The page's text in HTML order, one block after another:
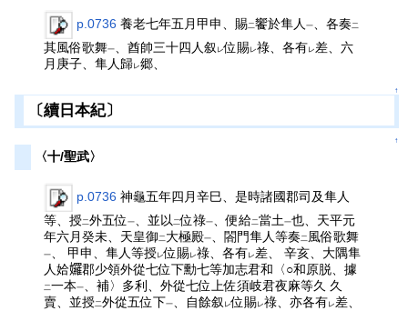
p.0736 養老七年五月甲申、賜二饗於隼人一 、各奏二
其風俗歌舞一、酋帥三十四人叙 レ位賜レ祿、各有レ 差、六
月庚子、隼人歸レ郷、
↑
〔續日本紀〕
↑
〈十/聖武〉
p.0736 神龜五年四月辛巳、是時諸國郡司及隼人
等、授二外五位一 、並以 二位祿一 、便給二當土一也、天平元
年六月癸未、天皇御二大極殿一 、閤門隼人等奏二風俗歌舞
一 、 甲申、隼人等授レ位賜レ祿、各有レ 差、 辛亥、大隅隼
人姶𡤢郡少領外從七位下勳七等加志君和〈○和原脱、據
二一本一
、補〉多利、外從七位上佐須岐君夜麻等久 久
賣、並授二外從五位下一 、自餘叙 レ位賜レ祿、亦各有レ 差、